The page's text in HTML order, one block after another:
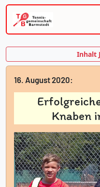
Inhalt
16. August 2020:
Knaben